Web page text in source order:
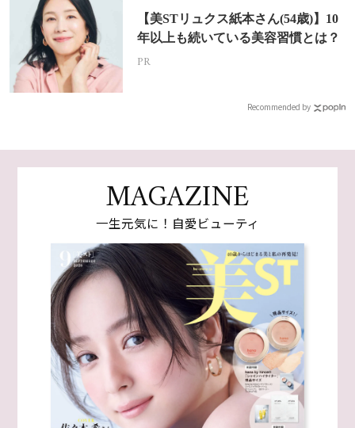
【美STリュクス紙本さん(54歳)】10
年以上も続いている美容習慣とは？
PR
Recommended by
MAGAZINE
一生元気に！自愛ビューティ